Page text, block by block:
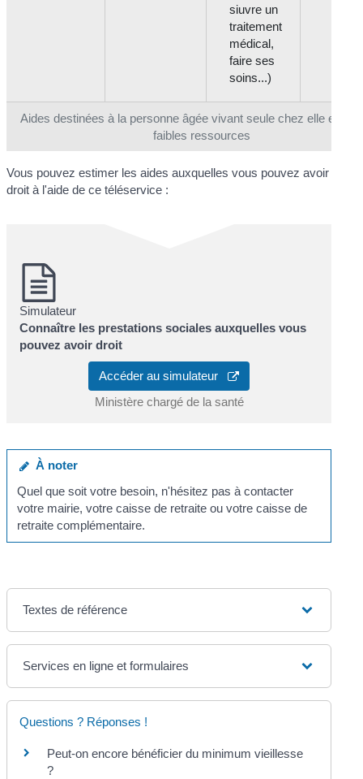
Aides destinées à la personne âgée vivant seule chez elle et
faibles ressources
siuvre un
traitement
médical,
faire ses
soins...)
Vous pouvez estimer les aides auxquelles vous pouvez avoir
droit à l'aide de ce téléservice :
Simulateur
Connaître les prestations sociales auxquelles vous
pouvez avoir droit
Accéder au simulateur
Ministère chargé de la santé
À noter
Quel que soit votre besoin, n'hésitez pas à contacter
votre mairie, votre caisse de retraite ou votre caisse de
retraite complémentaire.
Textes de référence
Services en ligne et formulaires
Questions ? Réponses !
Peut-on encore bénéficier du minimum vieillesse
?